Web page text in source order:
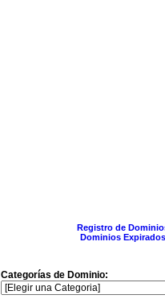
Registro de
Dominios Expirados
Categorías de Dominio: